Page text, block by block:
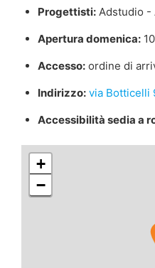
Progettisti:Adstudio -
Apertura domenica:
Accesso:ordine di
Indirizzo: via Botticelli
Accessibilità sedia a
+
−